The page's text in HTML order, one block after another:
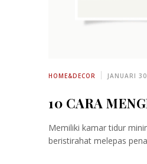
HOME&DECOR JANUARI
10 CARA
Memiliki kamar tidur
beristirahat melepas